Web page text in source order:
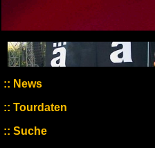
News
Tourdaten
Suche